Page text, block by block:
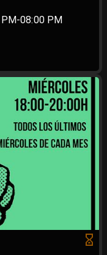
08:00 PM